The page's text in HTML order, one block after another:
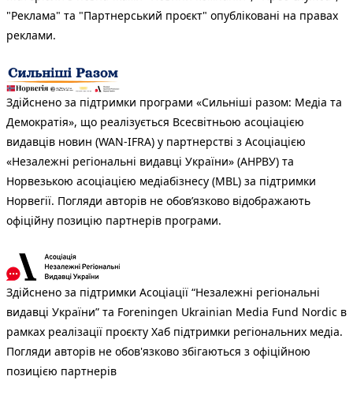
"Реклама" та "Партнерський проєкт" опубліковані на правах
реклами.
Здійснено за підтримки програми «Сильніші разом: Медіа та
Демократія», що реалізується Всесвітньою асоціацією
видавців новин (WAN-IFRA) у партнерстві з Асоціацією
«Незалежні регіональні видавці України» (АНРВУ) та
Норвезькою асоціацією медіабізнесу (MBL) за підтримки
Норвегії. Погляди авторів не обов’язково відображають
офіційну позицію партнерів програми.
Здійснено за підтримки Асоціації “Незалежні регіональні
видавці України” та Foreningen Ukrainian Media Fund Nordic в
рамках реалізації проєкту Хаб підтримки регіональних медіа.
Погляди авторів не обов'язково збігаються з офіційною
позицією партнерів